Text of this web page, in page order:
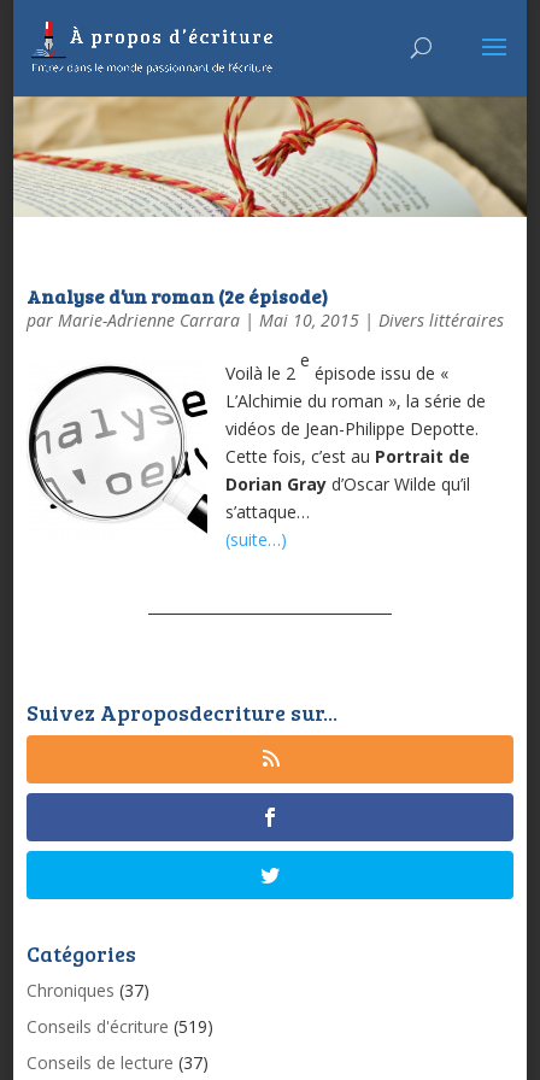
Analyse d’un roman (2e épisode)
par Marie-Adrienne Carrara| Mai 10, 2015| Divers littéraires
Voilà le 2
e
épisode issu de «
L’Alchimie du roman », la série de
vidéos de Jean-Philippe Depotte.
Cette fois, c’est au Portrait de
Dorian Grayd’Oscar Wilde qu’il
s’attaque…
(suite…)
Suivez Aproposdecriture sur...
Catégories
Chroniques (37)
Conseils d'écriture (519)
Conseils de lecture (37)